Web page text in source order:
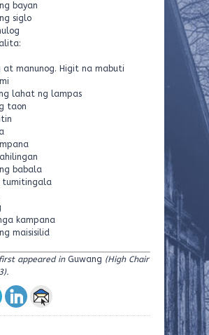
bayan
siglo
at manunog. Higit na mabuti
lahat ng lampas
taon
babala
tumitingala
kampana
maisisilid
appeared in Guwang (High Chair